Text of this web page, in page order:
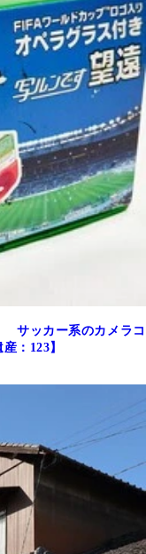
サッカー系のカメラコ
：123】